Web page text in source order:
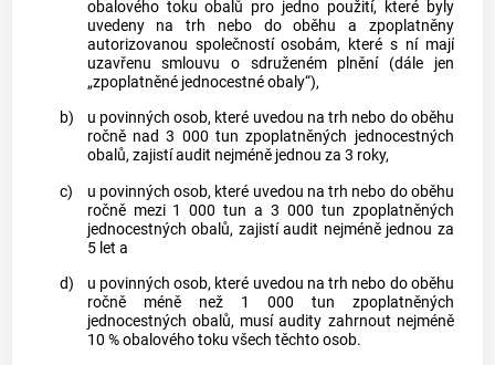
obalového tokuobalů pro jedno použití, které byly
uvedeny na trh nebo do oběhu a zpoplatněny
autorizovanou společností osobám, které s ní mají
uzavřenu smlouvu o sdruženém plnění (dále jen
„zpoplatněné jednocestnéobaly“),
b)
u povinných osob, které uvedou na trh nebo do oběhu
ročně nad 3 000 tun zpoplatněných jednocestných
obalů, zajistí audit nejméně jednou za 3 roky,
c)
u povinných osob, které uvedou na trh nebo do oběhu
ročně mezi 1 000 tun a 3 000 tun zpoplatněných
jednocestnýchobalů, zajistí audit nejméně jednou za
5 let a
d)
u povinných osob, které uvedou na trh nebo do oběhu
ročně méně než 1 000 tun zpoplatněných
jednocestných obalů, musí audity zahrnout nejméně
10 % obalového toku všech těchto osob.